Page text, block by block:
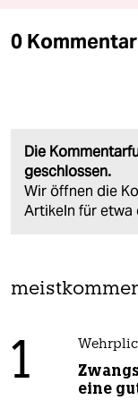
0
Die
geschlossen.
Wir öffnen die
Artikeln für etwa
1
eine